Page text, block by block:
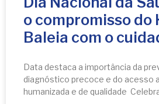
o compromisso do
Baleia com o
Data destaca a importância da
diagnóstico precoce e do acesso
humanizada e de qualidade